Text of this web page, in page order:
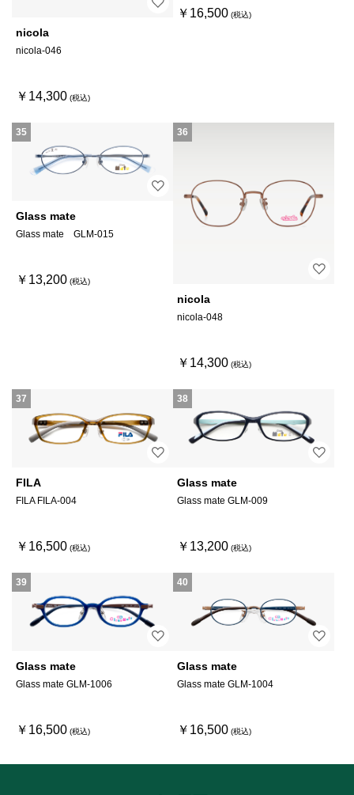
nicola
nicola-046
￥14,300
￥16,500
35
Glass mate
Glass mate GLM-015
￥13,200
36
nicola
nicola-048
￥14,300
37
FILA
FILA FILA-004
￥16,500
38
Glass mate
Glass mate GLM-009
￥13,200
39
Glass mate
Glass mate GLM-1006
￥16,500
40
Glass mate
Glass mate GLM-1004
￥16,500